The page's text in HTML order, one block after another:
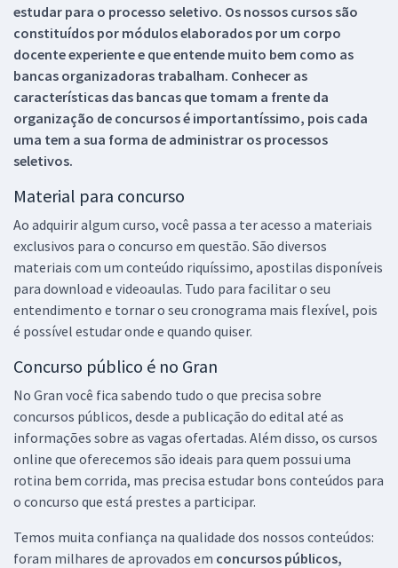
estudar para o processo seletivo. Os nossos cursos são
constituídos por módulos elaborados por um corpo
docente experiente e que entende muito bem como as
bancas organizadoras trabalham. Conhecer as
características das bancas que tomam a frente da
organização de concursos é importantíssimo, pois cada
uma tem a sua forma de administrar os processos
seletivos.
Material para concurso
Ao adquirir algum curso, você passa a ter acesso a materiais
exclusivos para o concurso em questão. São diversos
materiais com um conteúdo riquíssimo, apostilas disponíveis
para download e videoaulas. Tudo para facilitar o seu
entendimento e tornar o seu cronograma mais flexível, pois
é possível estudar onde e quando quiser.
Concurso público é no Gran
No Gran você fica sabendo tudo o que precisa sobre
concursos públicos, desde a publicação do edital até as
informações sobre as vagas ofertadas. Além disso, os cursos
online que oferecemos são ideais para quem possui uma
rotina bem corrida, mas precisa estudar bons conteúdos para
o concurso que está prestes a participar.
Temos muita confiança na qualidade dos nossos conteúdos:
foram milhares de aprovados em concursos públicos,